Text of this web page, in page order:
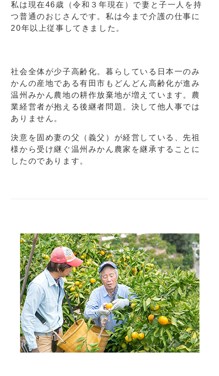
私は現在46歳（令和３年現在）で妻と子一人を持
つ普通のおじさんです。私は今まで介護の仕事に
20年以上従事してきました。
社会全体が少子高齢化。暮らしている日本一のみ
かんの産地である有田市もどんどん高齢化が進み
温州みかん農地の耕作放棄地が増えています。農
業経営者が抱える後継者問題。決して他人事では
ありません。
決意を固め妻の父（義父）が経営している、先祖
様から受け継ぐ温州みかん農家を継承することに
したのであります。